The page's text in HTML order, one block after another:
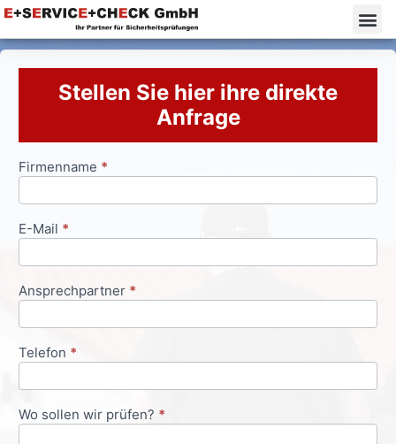
Stellen Sie hier ihre direkte
Anfrage
Anfrageformular
Firmenname *
E-Mail *
Ansprechpartner *
Telefon *
Wo sollen wir prüfen? *